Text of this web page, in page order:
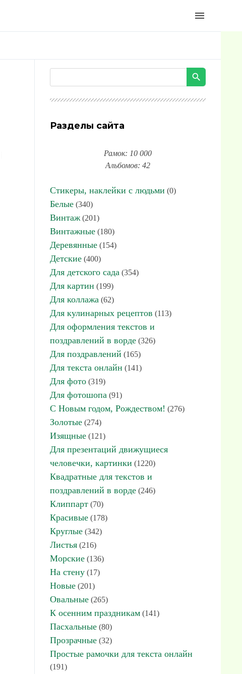
menu
Разделы сайта
Рамок: 10 000
Альбомов: 42
Стикеры, наклейки с людьми (0)
Белые (340)
Винтаж (201)
Винтажные (180)
Деревянные (154)
Детские (400)
Для детского сада (354)
Для картин (199)
Для коллажа (62)
Для кулинарных рецептов (113)
Для оформления текстов и
поздравлений в ворде (326)
Для поздравлений (165)
Для текста онлайн (141)
Для фото (319)
Для фотошопа (91)
С Новым годом, Рождеством! (276)
Золотые (274)
Изящные (121)
Для презентаций движущиеся
человечки, картинки (1220)
Квадратные для текстов и
поздравлений в ворде (246)
Клиппарт (70)
Красивые (178)
Круглые (342)
Листья (216)
Морские (136)
На стену (17)
Новые (201)
Овальные (265)
К осенним праздникам (141)
Пасхальные (80)
Прозрачные (32)
Простые рамочки для текста онлайн
(191)